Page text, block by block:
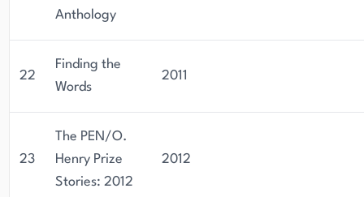
Anthology
22
Finding the
Words
2011
23
The PEN/O.
Henry Prize
Stories: 2012
2012